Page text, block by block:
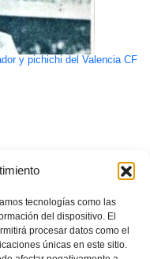
tecnologías como las
del dispositivo. El
procesar datos como el
únicas en este sitio.
y pichichi del Valencia CF